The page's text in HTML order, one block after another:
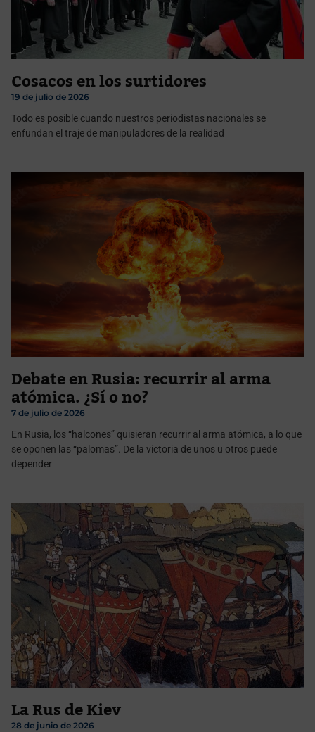
Cosacos en los surtidores
19 de julio de 2026
Todo es posible cuando nuestros periodistas nacionales se
enfundan el traje de manipuladores de la realidad
Debate en Rusia: recurrir al arma
atómica. ¿Sí o no?
7 de julio de 2026
En Rusia, los “halcones” quisieran recurrir al arma atómica, a lo que
se oponen las “palomas”. De la victoria de unos u otros puede
depender
La Rus de Kiev
28 de junio de 2026